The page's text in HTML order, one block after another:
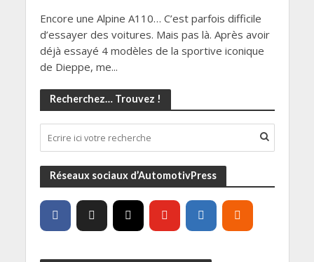
Encore une Alpine A110… C’est parfois difficile
d’essayer des voitures. Mais pas là. Après avoir
déjà essayé 4 modèles de la sportive iconique
de Dieppe, me...
Recherchez… Trouvez !
Réseaux sociaux d’AutomotivPress